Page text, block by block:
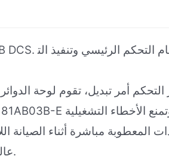
أمر تبديل، تقوم لوحة
المعطوبة مباشرة أثناء الصيانة
عالية ويلبي متطلبات التشغيل المستقر طويل الأمد في البيئات الصناعية.